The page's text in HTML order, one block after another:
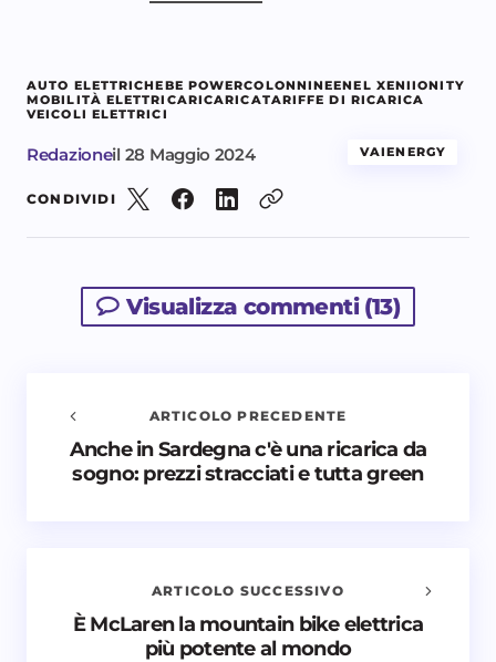
AUTO ELETTRICHEBE POWERCOLONNINEENEL XENIIONITY
MOBILITÀ ELETTRICARICARICATARIFFE DI RICARICA
VEICOLI ELETTRICI
Redazioneil 28 Maggio 2024 VAIENERGY
CONDIVIDI
Visualizza commenti (13)
Avvisami quando vengono aggiunti nuovi
commenti
ARTICOLO PRECEDENTE
Anche in Sardegna c'è una ricarica da
sogno: prezzi stracciati e tutta green
ARTICOLO SUCCESSIVO
È McLaren la mountain bike elettrica
più potente al mondo